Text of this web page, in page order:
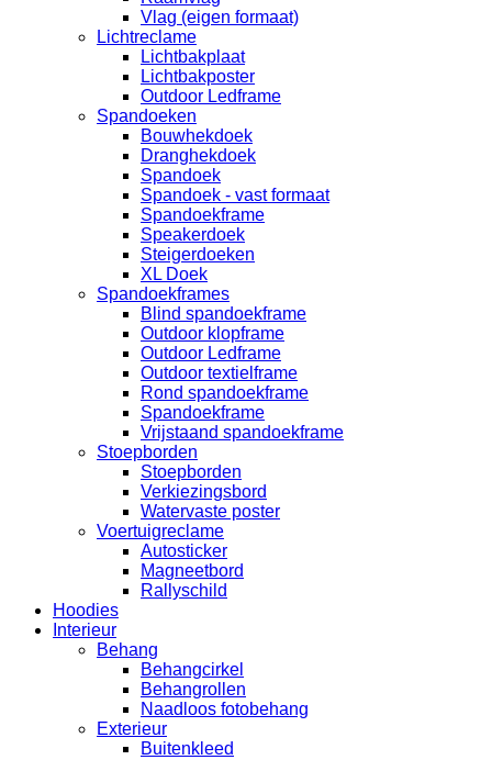
Vlag (eigen formaat)
Lichtreclame
Lichtbakplaat
Lichtbakposter
Outdoor Ledframe
Spandoeken
Bouwhekdoek
Dranghekdoek
Spandoek
Spandoek - vast formaat
Spandoekframe
Speakerdoek
Steigerdoeken
XL Doek
Spandoekframes
Blind spandoekframe
Outdoor klopframe
Outdoor Ledframe
Outdoor textielframe
Rond spandoekframe
Spandoekframe
Vrijstaand spandoekframe
Stoepborden
Stoepborden
Verkiezingsbord
Watervaste poster
Voertuigreclame
Autosticker
Magneetbord
Rallyschild
Hoodies
Interieur
Behang
Behangcirkel
Behangrollen
Naadloos fotobehang
Exterieur
Buitenkleed